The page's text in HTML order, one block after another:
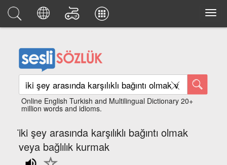
Online English Turkish and Multilingual Dictionary 20+
million words and idioms.
i̇ki şey arasında karşılıklı bağıntı olmak
veya bağlılık kurmak